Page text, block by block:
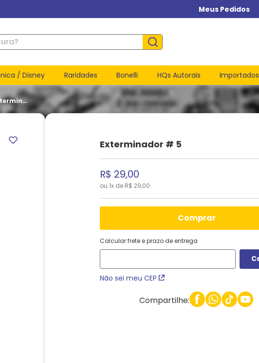
Meus Pedidos
/ Disney Raridades Bonelli HQs Autorais Importados
Exterminador # 5
R$ 29,00
ou 1x de R$ 29,00
comprar
Calcular frete e prazo de entrega
Não sei meu CEP
Compartilhe: